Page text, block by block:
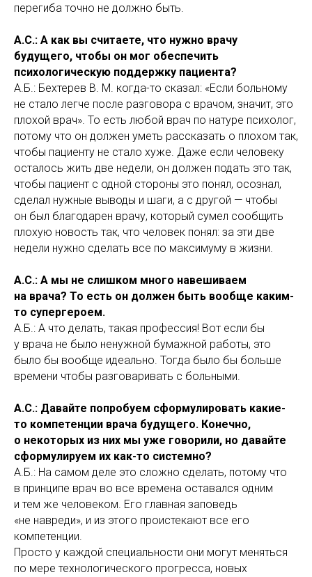
перегиба точно не должно быть.
А.С.: А как вы считаете, что нужно врачу
будущего, чтобы он мог обеспечить
психологическую поддержку пациента?
А.Б.: Бехтерев В. М. когда-то сказал: «Если больному
не стало легче после разговора с врачом, значит, это
плохой врач». То есть любой врач по натуре психолог,
потому что он должен уметь рассказать о плохом так,
чтобы пациенту не стало хуже. Даже если человеку
осталось жить две недели, он должен подать это так,
чтобы пациент с одной стороны это понял, осознал,
сделал нужные выводы и шаги, а с другой — чтобы
он был благодарен врачу, который сумел сообщить
плохую новость так, что человек понял: за эти две
недели нужно сделать все по максимуму в жизни.
А.С.: А мы не слишком много навешиваем
на врача? То есть он должен быть вообще каким-
то супергероем.
А.Б.: А что делать, такая профессия! Вот если бы
у врача не было ненужной бумажной работы, это
было бы вообще идеально. Тогда было бы больше
времени чтобы разговаривать с больными.
А.С.: Давайте попробуем сформулировать какие-
то компетенции врача будущего. Конечно,
о некоторых из них мы уже говорили, но давайте
сформулируем их как-то системно?
А.Б.: На самом деле это сложно сделать, потому что
в принципе врач во все времена оставался одним
и тем же человеком. Его главная заповедь
«не навреди», и из этого проистекают все его
компетенции.
Просто у каждой специальности они могут меняться
по мере технологического прогресса, новых